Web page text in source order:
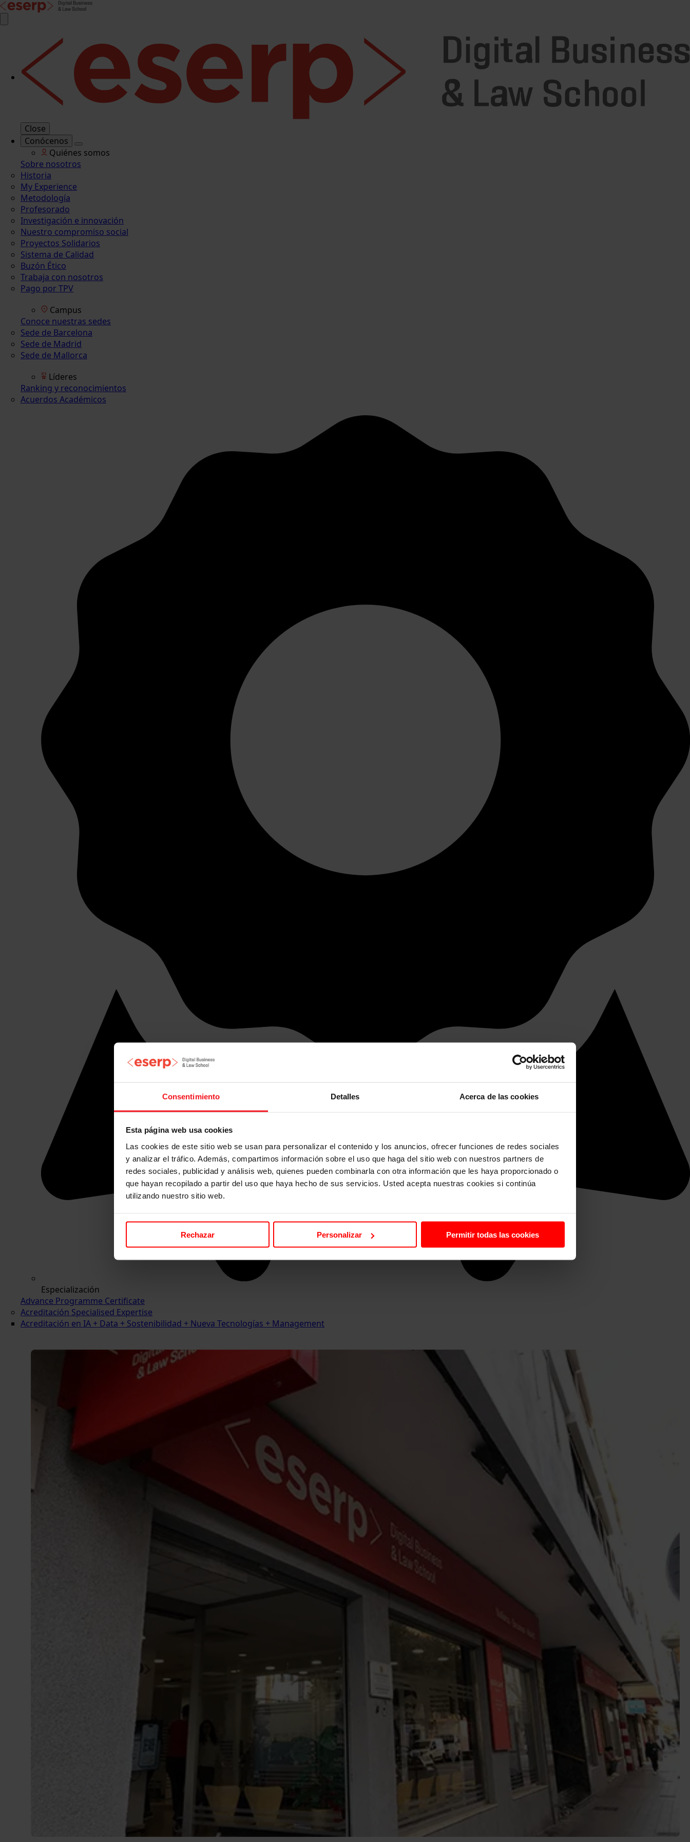
Consentimiento Detalles Acerca de las cookies
Esta página web usa cookies
Las cookies de este sitio web se usan para personalizar el contenido y los anuncios, ofrecer funciones de redes sociales
y analizar el tráfico. Además, compartimos información sobre el uso que haga del sitio web con nuestros partners de
redes sociales, publicidad y análisis web, quienes pueden combinarla con otra información que les haya proporcionado o
que hayan recopilado a partir del uso que haya hecho de sus servicios. Usted acepta nuestras cookies si continúa
utilizando nuestro sitio web.
Rechazar Personalizar Permitir todas las cookies
Close
Conócenos
Quiénes somos
Sobre nosotros
Historia
My Experience
Metodología
Profesorado
Investigación e innovación
Nuestro compromiso social
Proyectos Solidarios
Sistema de Calidad
Buzón Ético
Trabaja con nosotros
Pago por TPV
Campus
Conoce nuestras sedes
Sede de Barcelona
Sede de Madrid
Sede de Mallorca
Líderes
Ranking y reconocimientos
Acuerdos Académicos
Especialización
Advance Programme Certificate
Acreditación Specialised Expertise
Acreditación en IA + Data + Sostenibilidad + Nueva Tecnologías + Management